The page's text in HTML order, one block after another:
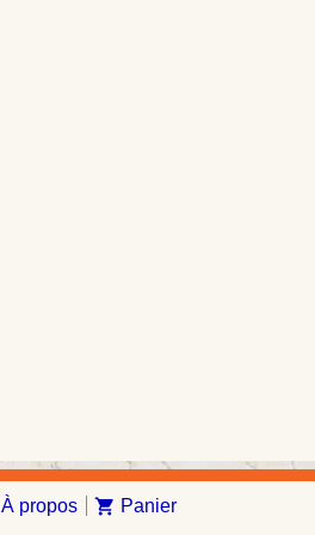
À propos shopping_cart Panier